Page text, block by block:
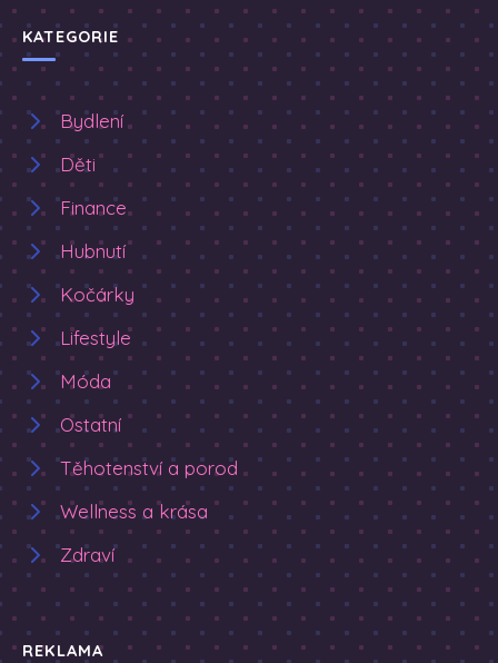
KATEGORIE
Bydlení
Děti
Finance
Hubnutí
Kočárky
Lifestyle
Móda
Ostatní
Těhotenství a porod
Wellness a krása
Zdraví
REKLAMA